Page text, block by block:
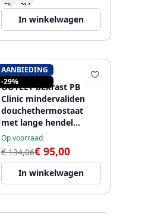
In winkelwagen
AANBIEDING
-29%
PB
OUTLET bekrast PB
Clinic mindervaliden
douchethermostaat
met lange hendel
chroom 1208956281
Op voorraad
€ 134,06€ 95,00
In winkelwagen